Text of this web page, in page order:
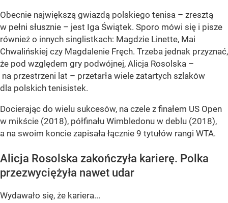
Obecnie największą gwiazdą polskiego tenisa – zresztą
w pełni słusznie – jest Iga Świątek. Sporo mówi się i pisze
również o innych singlistkach: Magdzie Linette, Mai
Chwalińskiej czy Magdalenie Fręch. Trzeba jednak przyznać,
że pod względem gry podwójnej, Alicja Rosolska –
na przestrzeni lat – przetarła wiele zatartych szlaków
dla polskich tenisistek.
Docierając do wielu sukcesów, na czele z finałem US Open
w mikście (2018), półfinału Wimbledonu w deblu (2018),
a na swoim koncie zapisała łącznie 9 tytułów rangi WTA.
Alicja Rosolska zakończyła karierę. Polka
przezwyciężyła nawet udar
Wydawało się, że kariera...